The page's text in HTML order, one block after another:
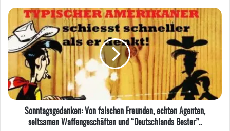
Freude
über
einen
grandiosen
Triumph..
Sonntagsgedanken:
Von
falschen
Freunden,
echten
Agenten,
seltsamen
Waffengeschäften
und
“Deutschlands
Bester”..
Sonntagsgedanken: Von falschen Freunden, echten Agenten,
seltsamen Waffengeschäften und “Deutschlands Bester”..